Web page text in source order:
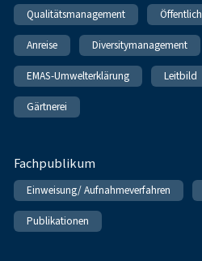
Qualitätsmanagement
Anreise Diversitymanagement
EMAS-Umwelterklärung Leitbild
Gärtnerei
Fachpublikum
Einweisung/ Aufnahmeverfahren
Publikationen